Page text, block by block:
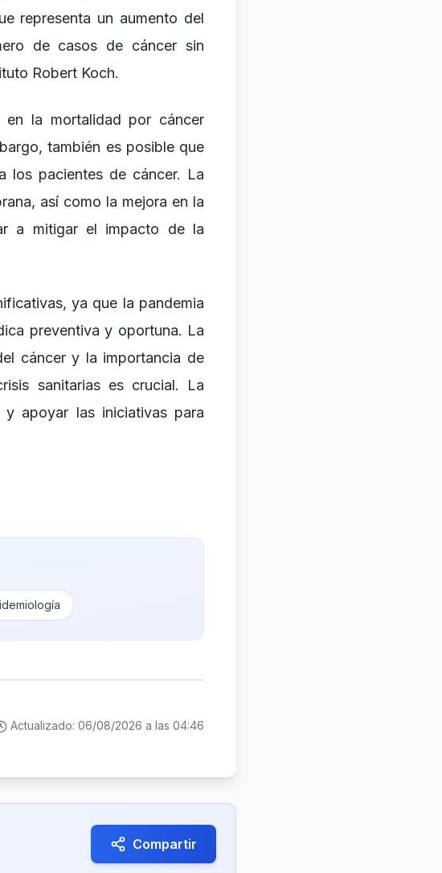
representa un aumento del
de casos de cáncer sin
Robert Koch.
en la mortalidad por cáncer
también es posible que
los pacientes de cáncer. La
así como la mejora en la
a mitigar el impacto de la
ya que la pandemia
preventiva y oportuna. La
cáncer y la importancia de
sanitarias es crucial. La
apoyar las iniciativas para
Actualizado: 06/08/2026 a las 04:46
Compartir